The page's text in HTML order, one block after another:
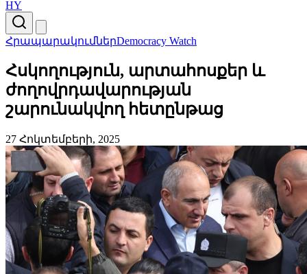
HY
ՀրապարակումներDemocracy Watch
Հսկողություն, արտահոսքեր և
ժողովրդավարության
շարունակվող հետընթաց
27 Հոկտեմբերի, 2025